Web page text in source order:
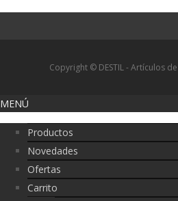
Copyright © DESTIL - Artículos
MENÚ
Productos
Novedades
Ofertas
Carrito